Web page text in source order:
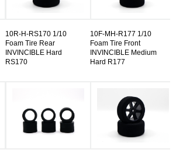
10R-H-RS170 1/10
Foam Tire Rear
INVINCIBLE Hard
RS170
10F-MH-R177 1/10
Foam Tire Front
INVINCIBLE Medium
Hard R177